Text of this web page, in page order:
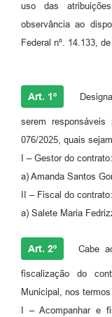
uso das
observância ao
Federal nº. 14.133,
Art. 1º
serem
076/2025, quais
I – Gestor do contrato:
a) Amanda Santos
II – Fiscal do contrato:
a) Salete Maria
Art. 2º Cabe
fiscalização do
Municipal, nos
I – Acompanhar e